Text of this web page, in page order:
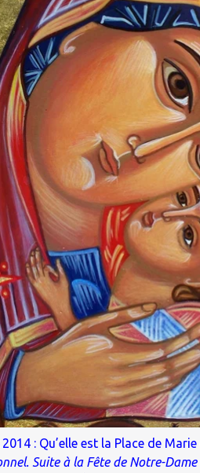
: Qu’elle est la Place de
Suite à la Fête de Notre-